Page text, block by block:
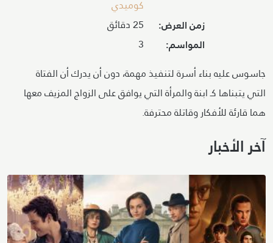
كوميدي
زمن العرض: 25 دقائق
المواسم:
3
جاسوس عليه بناء أسرة لتنفيذ مهمة، دون أن يدرك أن الفتاة
التي يتبناها كـ ابنة والمرأة التي يوافق على الزواج المزيف معها
هما قارئة للأفكار وقاتلة محترفة.
آخر الأخبار